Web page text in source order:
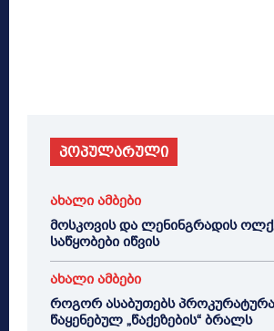
პოპულარული
ახალი ამბები
მოსკოვის და ლენინგრადის
საწყობები იწვის
ახალი ამბები
როგორ ასაბუთებს პროკურატურა
წაყენებულ „წაქეზების“ ბრალს